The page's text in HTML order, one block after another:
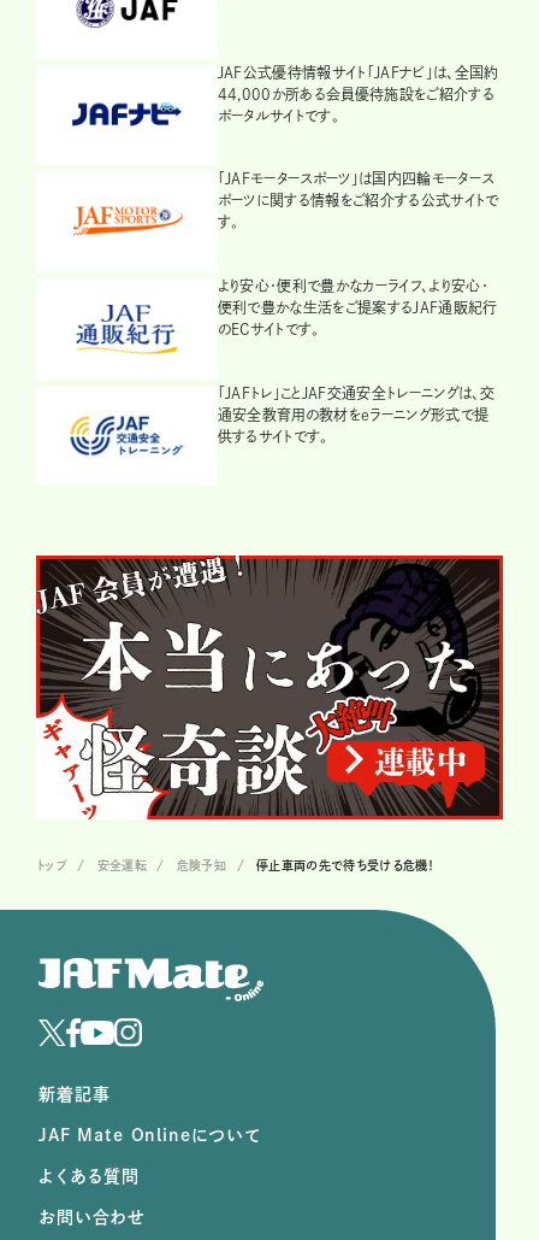
JAF公式優待情報サイト「JAFナビ」は、全国約
44,000か所ある会員優待施設をご紹介する
ポータルサイトです。
「JAFモータースポーツ」は国内四輪モータース
ポーツに関する情報をご紹介する公式サイトで
す。
より安心・便利で豊かなカーライフ、より安心・
便利で豊かな生活をご提案するJAF通販紀行
のECサイトです。
「JAFトレ」ことJAF交通安全トレーニングは、交
通安全教育用の教材をeラーニング形式で提
供するサイトです。
トップ 安全運転 危険予知 停止車両の先で待ち受ける危機！
新着記事
JAF Mate Onlineについて
よくある質問
お問い合わせ